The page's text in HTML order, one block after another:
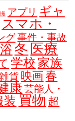
アプリ ギャ
スマホ・
グ事件・事故
冬 医療
学校 家族
貨 映画 春
康 芸能人・
装 買物 超